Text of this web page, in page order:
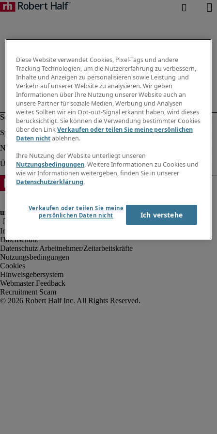
Impressum
Datenschutz
Datenschutz Arbeitnehmer/Zeitarbeitskräfte
Nutzungsbedingungen
Cookies
Hinweisgebersystem
Webmaster Feedback
Recruitment Scam
Diese Website verwendet Cookies, Pixel-Tags und andere
Tracking-Technologien, um die Nutzererfahrung zu verbessern,
Inhalte und Anzeigen zu personalisieren sowie Leistung und
Verkehr auf unserer Website zu analysieren. Wir geben
Informationen über Ihre Nutzung unserer Website auch an
unsere Partner für soziale Medien, Werbung und Analysen
weiter. Sollten wir ein Opt-out-Signal erkannt haben, wird dieses
berücksichtigt. Sie können die Verwendung bestimmter Cookies
über den LinkVerkaufen oder teilen Sie meine persönlichen
Daten nichtablehnen.
Ihre Nutzung der Website unterliegt unseren
Nutzungsbedingungen. Weitere Informationen zu Cookies und
wie wir Informationen weitergeben, finden Sie in unserer
Datenschutzerklärung.
Verkaufen oder teilen Sie meine
persönlichen Daten nicht
Ich verstehe